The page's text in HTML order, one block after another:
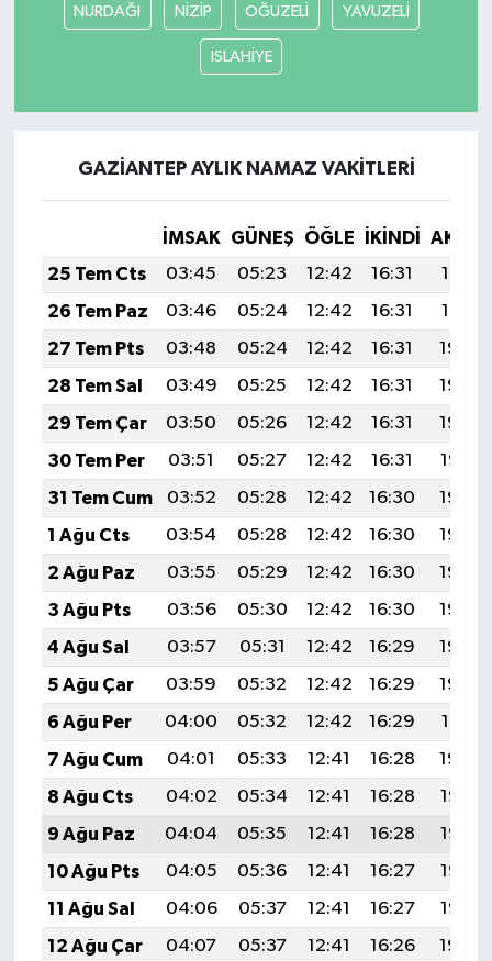
NURDAĞI NİZİP OĞUZELİ YAVUZELİ
İSLAHİYE
GAZİANTEP AYLIK NAMAZ VAKITLERI
İMSAK GÜNEŞ ÖĞLE İKINDI
25 Tem Cts
03:45 05:23 12:42 16:31
19:51
26 Tem Paz
03:46 05:24 12:42 16:31
19:51
27 Tem Pts
03:48 05:24 12:42 16:31
19:50
28 Tem Sal
03:49 05:25 12:42 16:31
19:49
29 Tem Çar
03:50 05:26 12:42 16:31
19:48
30 Tem Per
03:51 05:27 12:42 16:31
19:47
31 Tem Cum
03:52 05:28 12:42 16:30
19:46
1 Ağu Cts
03:54 05:28 12:42 16:30
19:46
2 Ağu Paz
03:55 05:29 12:42 16:30
19:45
3 Ağu Pts
03:56 05:30 12:42 16:30
19:44
4 Ağu Sal
03:57 05:31 12:42 16:29
19:43
5 Ağu Çar
03:59 05:32 12:42 16:29
19:42
6 Ağu Per
04:00 05:32 12:42 16:29
19:41
7 Ağu Cum
04:01 05:33 12:41 16:28
19:39
8 Ağu Cts
04:02 05:34 12:41 16:28
19:38
9 Ağu Paz
04:04 05:35 12:41 16:28
19:37
10 Ağu Pts
04:05 05:36 12:41 16:27
19:36
11 Ağu Sal
04:06 05:37 12:41 16:27
19:35
12 Ağu Çar
04:07 05:37 12:41 16:26
19:34